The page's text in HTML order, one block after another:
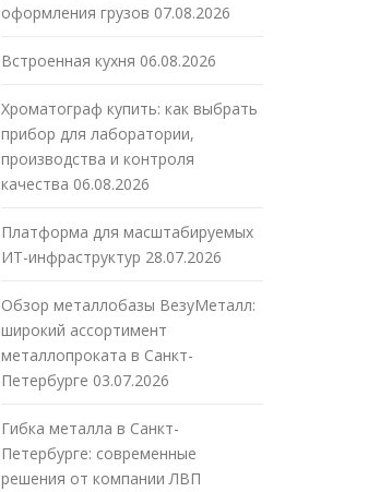
оформления грузов 07.08.2026
Встроенная кухня 06.08.2026
Хроматограф купить: как выбрать
прибор для лаборатории,
производства и контроля
качества 06.08.2026
Платформа для масштабируемых
ИТ-инфраструктур 28.07.2026
Обзор металлобазы ВезуМеталл:
широкий ассортимент
металлопроката в Санкт-
Петербурге 03.07.2026
Гибка металла в Санкт-
Петербурге: современные
решения от компании ЛВП